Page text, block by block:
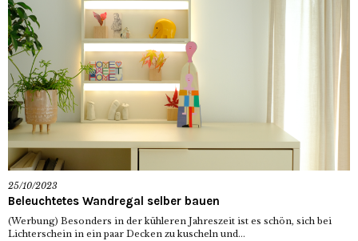
25/10/2023
Beleuchtetes Wandregal selber bauen
(Werbung) Besonders in der kühleren Jahreszeit ist es schön, sich bei
Lichterschein in ein paar Decken zu kuscheln und...